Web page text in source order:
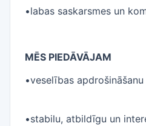
•labas saskarsmes un
MĒS PIEDĀVĀJAM
•veselības
•stabilu, atbildīgu un